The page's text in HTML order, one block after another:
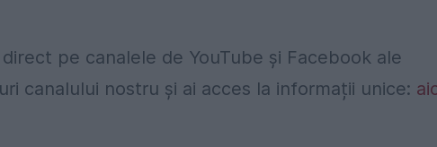
pe canalele de YouTube și Facebook ale
canalului nostru și ai acces la informații unice: